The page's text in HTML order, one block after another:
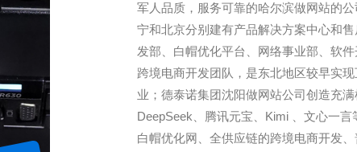
军人品质，服务可靠的哈尔滨做网站的
宁和北京分别建有产品解决方案中心和
发部、白帽优化平台、网络事业部、软件
跨境电商开发团队，是东北地区较早实
业；德泰诺集团沈阳做网站公司创造充满
DeepSeek、腾讯元宝、Kimi 、文心一
白帽优化网、全供应链的跨境电商开发